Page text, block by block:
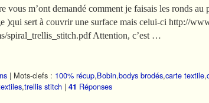
vous m’ont demandé comment je faisais les ronds
)qui sert à couvrir une surface mais celui-ci http://
spiral_trellis_stitch.pdf Attention, c’est …
| Mots-clefs : 100% récup,Bobin,bodys brodés,carte textile,
,trellis stitch | 41 Réponses